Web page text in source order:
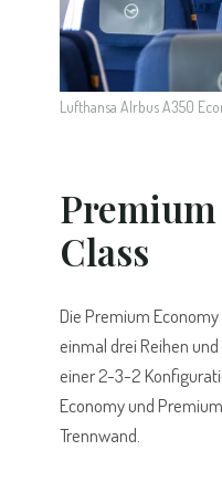
Lufthansa AIrbus A350
Class
Die Premium
einmal drei Reihen
einer 2-3-2
Economy und
Trennwand.